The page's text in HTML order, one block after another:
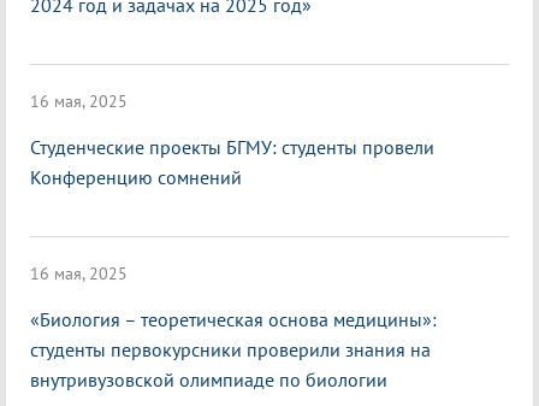
2024 год и задачах на 2025 год»
16 мая, 2025
Студенческие проекты БГМУ: студенты провели
Конференцию сомнений
16 мая, 2025
«Биология – теоретическая основа медицины»:
студенты первокурсники проверили знания на
внутривузовской олимпиаде по биологии